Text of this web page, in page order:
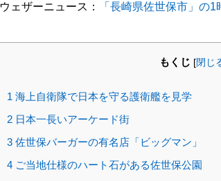
ウェザーニュース： 「長崎県佐世保市」の
もくじ [閉じ
1 海上自衛隊で日本を守る護衛艦を見学
2 日本一長いアーケード街
3 佐世保バーガーの有名店「ビッグマン」
4 ご当地仕様のハート石がある佐世保公園